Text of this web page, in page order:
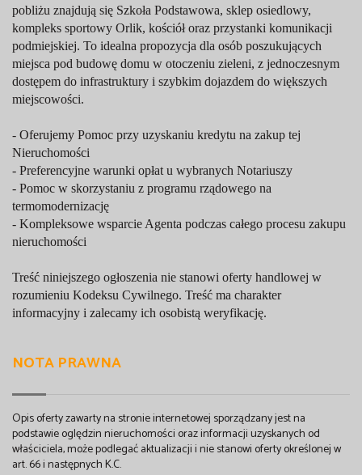
pobliżu znajdują się Szkoła Podstawowa, sklep osiedlowy,
kompleks sportowy Orlik, kościół oraz przystanki komunikacji
podmiejskiej. To idealna propozycja dla osób poszukujących
miejsca pod budowę domu w otoczeniu zieleni, z jednoczesnym
dostępem do infrastruktury i szybkim dojazdem do większych
miejscowości.
- Oferujemy Pomoc przy uzyskaniu kredytu na zakup tej
Nieruchomości
- Preferencyjne warunki opłat u wybranych Notariuszy
- Pomoc w skorzystaniu z programu rządowego na
termomodernizację
- Kompleksowe wsparcie Agenta podczas całego procesu zakupu
nieruchomości
Treść niniejszego ogłoszenia nie stanowi oferty handlowej w
rozumieniu Kodeksu Cywilnego. Treść ma charakter
informacyjny i zalecamy ich osobistą weryfikację.
NOTA PRAWNA
Opis oferty zawarty na stronie internetowej sporządzany jest na
podstawie oględzin nieruchomości oraz informacji uzyskanych od
właściciela, może podlegać aktualizacji i nie stanowi oferty określonej w
art. 66 i następnych K.C.